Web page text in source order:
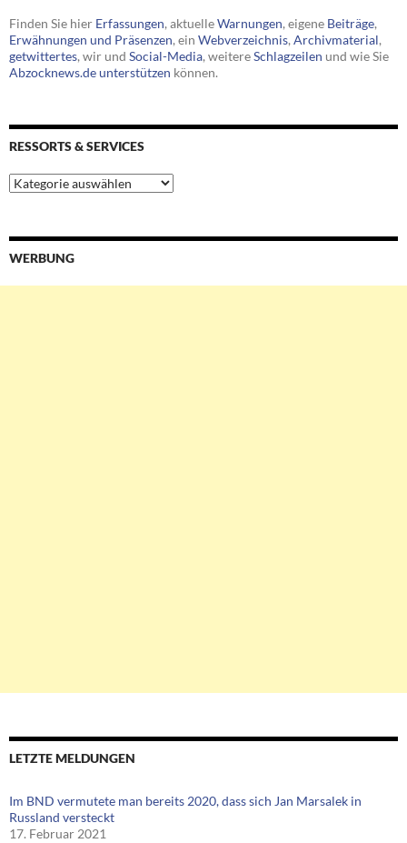
Finden Sie hier Erfassungen, aktuelleWarnungen, eigene Beiträge,
Erwähnungen und Präsenzen, ein Webverzeichnis, Archivmaterial,
getwittertes, wir und Social-Media, weitereSchlagzeilen und wie Sie
Abzocknews.de unterstützen können.
RESSORTS & SERVICES
Ressorts
&
WERBUNG
LETZTE MELDUNGEN
Im BND vermutete man bereits 2020, dass sich Jan Marsalek in
Russland versteckt
17. Februar 2021